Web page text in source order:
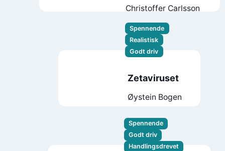
Christoffer Carlsson
Spennende
Realistisk
Godt driv
Zetaviruset
Øystein Bogen
Spennende
Godt driv
Handlingsdrevet